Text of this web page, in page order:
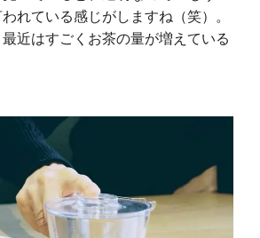
れている感じがしますね（笑）。
近はすごくお茶の量が増えている